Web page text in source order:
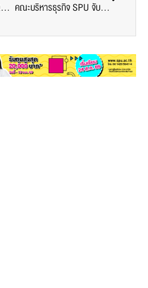
นิเทศฯ SPU จัดเสวนา “Queen Of Villains” ถ่ายทอดประสบการณ์วงการบันเทิงจาก ‘ออย กัญญาวีร์’
คณะบริหารธุรกิจ SPU จับมือ CP Axtra เปิดโอกาสนักศึกษาสู่โลกการทำงานจริง